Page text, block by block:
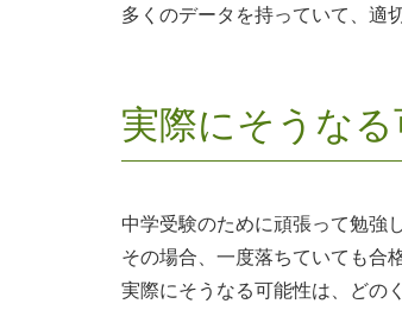
多くのデータを持っていて、適
実際にそうな
中学受験のために頑張って勉強
その場合、一度落ちていても合
実際にそうなる可能性は、どの